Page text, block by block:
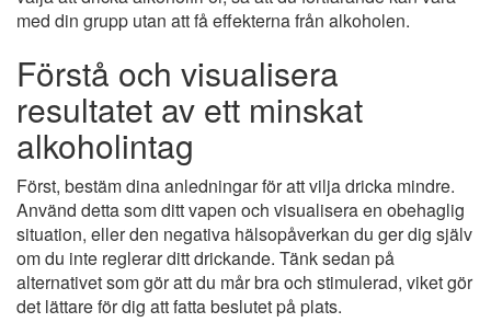
med din grupp utan att få effekterna från alkoholen.
Förstå och visualisera
resultatet av ett minskat
alkoholintag
Först, bestäm dina anledningar för att vilja dricka mindre.
Använd detta som ditt vapen och visualisera en obehaglig
situation, eller den negativa hälsopåverkan du ger dig själv
om du inte reglerar ditt drickande. Tänk sedan på
alternativet som gör att du mår bra och stimulerad, viket gör
det lättare för dig att fatta beslutet på plats.